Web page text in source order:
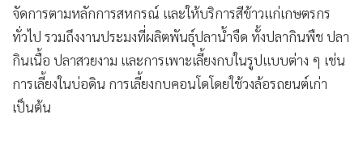
จัดการตามหลักการสหกรณ์ และให้บริการสีข้าวแก่เกษตรกร
ทั่วไป รวมถึงงานประมงที่ผลิตพันธุ์ปลาน้ำจืด ทั้งปลากินพืช ปลา
กินเนื้อ ปลาสวยงาม และการเพาะเลี้ยงกบในรูปแบบต่าง ๆ เช่น
การเลี้ยงในบ่อดิน การเลี้ยงกบคอนโดโดยใช้วงล้อรถยนต์เก่า
เป็นต้น